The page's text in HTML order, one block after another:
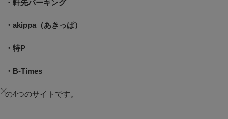
・軒先パーキング
・akippa（あきっぱ）
・特P
・B-Times
の4つのサイトです。